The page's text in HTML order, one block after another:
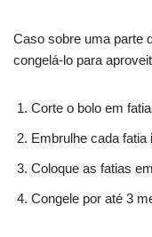
Caso sobre uma parte
congelá-lo para
Corte o bolo em
Embrulhe cada
Coloque as fatias
Congele por até 3